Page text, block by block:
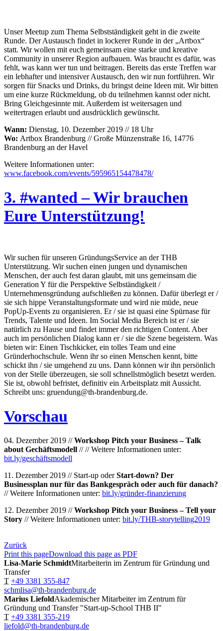
Unser Meetup zum Thema Selbstständigkeit geht in die zweite
Runde. Der Austausch findet in lockerer Runde in der „Artbox“
statt. Wir wollen mit euch gemeinsam eine starke und kreative
Community in unserer Region aufbauen. Was braucht es dafür, was
fehlt, was kann wer tun und beitragen. Bereits das erste Treffen war
ein lebhafter und intensiver Austausch, den wir nun fortführen. Wir
sorgen für Snacks und Drinks, du bringst deine Ideen mit. Wir bitten
um eine kurze Rückmeldung, ob du teilnehmen kannst oder nicht.
Bring Gleichgesinnte mit. Außerdem ist weitersagen und
weitertragen erlaubt und ausdrücklich gewünscht.
Wann: Dienstag, 10. Dezember 2019 // 18 Uhr
Wo: Artbox Brandenburg // Große Münzenstraße 16, 14776
Brandenburg an der Havel
Weitere Informationen unter:
www.facebook.com/events/595965154478478/
3. #wanted – Wir brauchen
Eure Unterstützung!
Wir suchen für unseren GründungsService an der THB
Unterstützung. Wir suchen einen jungen und dynamischen
Menschen, der auch fest daran glaubt, mit uns gemeinsam die
Generation Y für die Perspektive Selbständigkeit /
Unternehmensgründung aufschließen zu können. Dafür überlegt er /
sie sich hippe Veranstaltungsformate und wird nie müde, neue
PopUp-Events zu organisieren. Er / sie ist quasi eine Spürnase für
Trends, Talente und Ideen. Im Social Media Bereich ist er / sie
natürlich zu Hause und findet immer den richtigen Content. Aber
auch im persönlichen Dialog kann er / sie die Szene begeistern. Was
bieten wir: Einen Tischkicker, ein tolles Team und eine
Gründerhochschule. Wenn ihr so einen Menschen kennt, bitte
schickt ihn / sie umgehend zu uns. Dann können wir ihn persönlich
von der Stelle überzeugen, sie soll schnellstmöglich besetzt werden.
Sie ist, obwohl befristet, definitiv ein Arbeitsplatz mit Aussicht.
Schreibt uns: gruendung@th-brandenburg.de.
Vorschau
04. Dezember 2019 //Workshop Pitch your Business – Talk
about Gechäftsmodell // // Weitere Informationen unter:
bit.ly/geschäftsmodell
11. Dezember 2019 // Start-up oderStart-down? Der
Businessplan nur für das Bankgespräch oder auch für danach?
// Weitere Informationen unter: bit.ly/gründer-finanzierung
12. Dezember 2019 //Workshop Pitch your Business – Tell your
Story // Weitere Informationen unter: bit.ly/THB-storytelling2019
Zurück
Print this pageDownload this page as PDF
Lisa-Marie SchmidtMitarbeiterin im Zentrum für Gründung und
Transfer
T +49 3381 355-847
schmlisa@th-brandenburg.de
Marius LiefoldAkademischer Mitarbeiter im Zentrum für
Gründung und Transfer "Start-up-School THB II"
T +49 3381 355-219
liefold@th-brandenburg.de